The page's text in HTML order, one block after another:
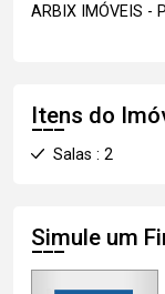
ARBIX IMÓVEIS -
Itens do
Salas : 2
Simule um